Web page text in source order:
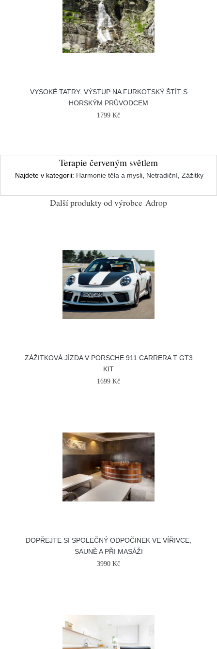
VYSOKÉ TATRY: VÝSTUP NA FURKOTSKÝ ŠTÍT S
HORSKÝM PRŮVODCEM
1799 Kč
Terapie červeným světlem
Najdete v kategorii: Harmonie těla a mysli, Netradiční, Zážitky
Další produkty od výrobce Adrop
ZÁŽITKOVÁ JÍZDA V PORSCHE 911 CARRERA T GT3
KIT
1699 Kč
DOPŘEJTE SI SPOLEČNÝ ODPOČINEK VE VÍŘIVCE,
SAUNĚ A PŘI MASÁŽI
3990 Kč